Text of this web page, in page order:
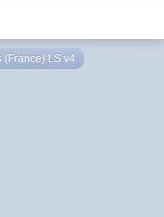
(France) LS v4